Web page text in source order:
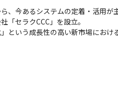
、今あるシステムの定着・活用が
「セラクCCC」を設立。
という成長性の高い新市場におけ